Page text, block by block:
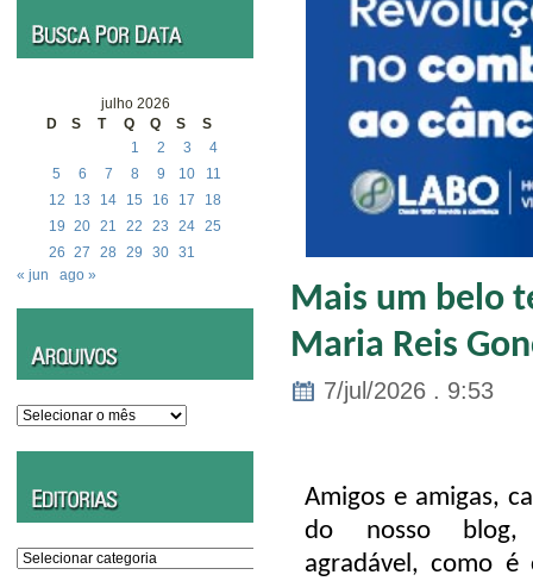
julho 2026
D
S T Q Q S
S
1
2 3
4
5
6 7 8 9 10
11
12
13 14 15 16 17
18
19 20 21 22 23 24 25
26 27 28 29 30 31
« jun
ago »
Arquivos
Editorias
Mais um belo
Maria Reis
7/jul/2026 . 9:53
Amigos e amigas,
do nosso
agradável, como é